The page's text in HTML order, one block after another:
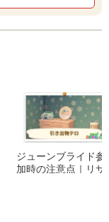
ジューンブライド参
加時の注意点｜リサ